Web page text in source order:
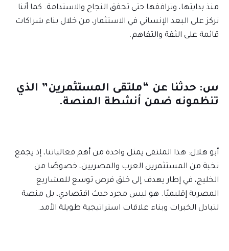
منذ بدايتها، وترافقها حتى تحقق النجاح والاستدامة. كما أننا
نركز على البعد الإنساني في الاستثمار، من خلال بناء شراكات
قائمة على الثقة والتفاهم.
س: حدثنا عن “ملتقى المستثمرين” الذي
تنظمونه ضمن أنشطة المنصة.
أبو هلال: هذا الملتقى يمثل واحدة من أهم فعالياتنا، إذ يجمع
نخبة من المستثمرين العرب والمصريين، خصوصًا من
الخليج، في إطار يهدف إلى خلق فرص توسع للمشاريع
المصرية إقليميًا. هو ليس مجرد حدث اقتصادي، بل منصة
لتبادل الخبرات وبناء علاقات استراتيجية طويلة الأمد.